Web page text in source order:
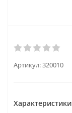
Артикул:320010
Характеристики